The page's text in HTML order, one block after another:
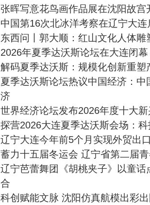
张晖写意花鸟画作品展在沈阳故宫
中国第16次北冰洋考察在辽宁大连
东西问丨郭大顺：红山文化人体雕
2026年夏季达沃斯论坛在大连闭
解码夏季达沃斯：规模化创新重
夏季达沃斯论坛热议中国经济：
济
世界经济论坛发布2026年度十大
探营2026大连夏季达沃斯会场：
辽宁大连今年前5个月实现外贸出
蓄力十五届冬运会 辽宁省第二届
辽宁芭蕾舞团《胡桃夹子》以童
合
科创赋能文脉 沈阳仿真航模出彩